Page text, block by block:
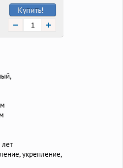
Купить!
− +
укрепление,